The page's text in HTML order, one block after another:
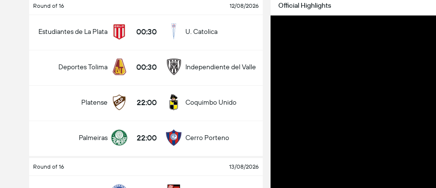
Round of 16 12/08/2026
Estudiantes de La Plata 00:30 U. Catolica
Deportes Tolima 00:30 Independiente del Valle
Platense 22:00 Coquimbo Unido
Palmeiras 22:00 Cerro Porteno
Round of 16 13/08/2026
Official Highlights